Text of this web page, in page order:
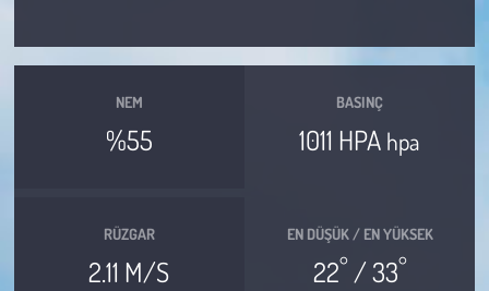
NEM
%55
BASINÇ
1011 HPA hpa
RÜZGAR
2.11 M/S
EN DÜŞÜK / EN YÜKSEK
22°/ 33°
Günün İçinden
Vefat İlanları
Tarım